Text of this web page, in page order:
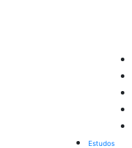
Estudos